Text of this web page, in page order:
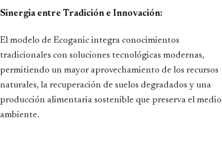
Sinergia entre Tradición e Innovación:
El modelo de Ecoganic integra conocimientos
tradicionales con soluciones tecnológicas modernas,
permitiendo un mayor aprovechamiento de los recursos
naturales, la recuperación de suelos degradados y una
producción alimentaria sostenible que preserva el medio
ambiente.